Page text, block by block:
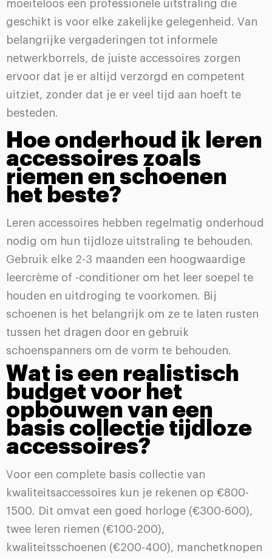
moeiteloos een professionele uitstraling die
geschikt is voor elke zakelijke gelegenheid. Van
belangrijke vergaderingen tot informele
netwerkborrels, de juiste accessoires zorgen
ervoor dat je er altijd verzorgd en competent
uitziet, zonder dat je er veel tijd aan hoeft te
besteden.
Hoe onderhoud ik leren
accessoires zoals
riemen en schoenen
het beste?
Leren accessoires hebben regelmatig onderhoud
nodig om hun tijdloze uitstraling te behouden.
Gebruik elke 2-3 maanden een hoogwaardige
leercrème of -conditioner om het leer soepel te
houden en uitdroging te voorkomen. Bij
schoenen is het belangrijk om ze te laten rusten
tussen het dragen door en gebruik
schoenspanners om de vorm te behouden.
Wat is een realistisch
budget voor het
opbouwen van een
basis collectie tijdloze
accessoires?
Voor een complete basis collectie van
kwaliteitsaccessoires kun je rekenen op €800-
1500. Dit omvat een goed horloge (€300-600),
twee leren riemen (€100-200),
kwaliteitsschoenen (€200-400), manchetknopen